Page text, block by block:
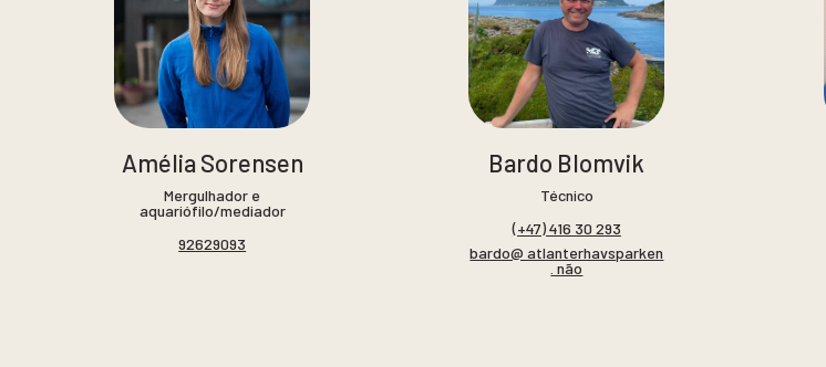
Amélia Sorensen
Mergulhador e
aquariófilo/mediador
92629093
Bardo Blomvik
Técnico
(+47) 416 30 293
bardo@ atlanterhavsparken
. não